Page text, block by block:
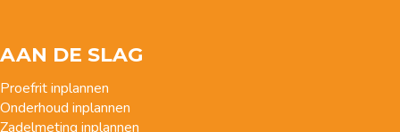
AAN DE SLAG
Proefrit inplannen
Onderhoud inplannen
Zadelmeting inplannen